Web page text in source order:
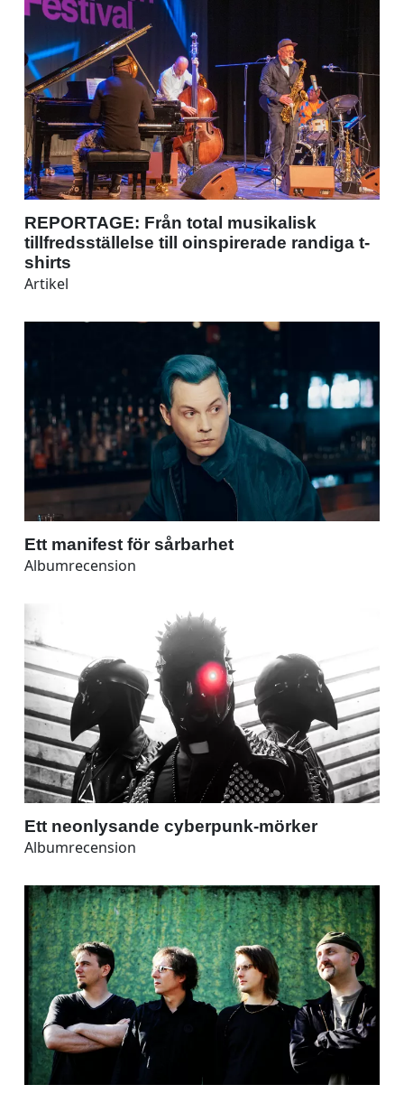
REPORTAGE: Från total musikalisk
tillfredsställelse till oinspirerade randiga t-
shirts
Artikel
Ett manifest för sårbarhet
Albumrecension
Ett neonlysande cyberpunk-mörker
Albumrecension